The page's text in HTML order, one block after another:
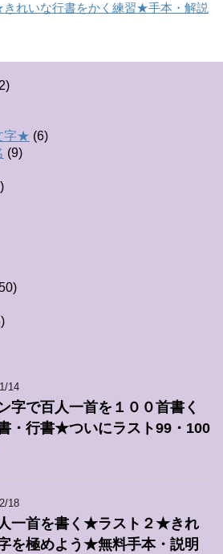
れいな行書をかく練習★手本・解説
字★ (6)
(9)
14
字で百人一首を１００首書く
・行書★ついにラスト99・100
18
一首を書く★ラスト２★きれ
を極めよう★無料手本・説明